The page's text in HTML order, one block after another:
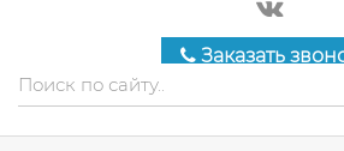
Заказать